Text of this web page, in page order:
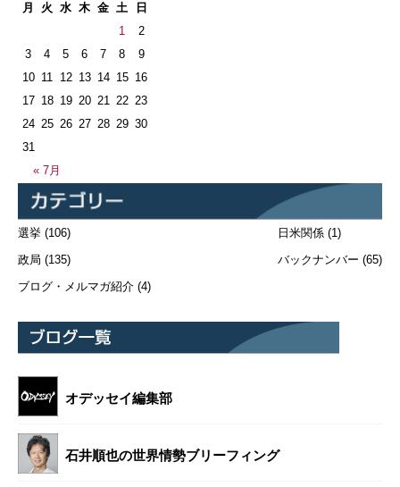
月
火 水 木 金 土 日
« 7月
1
2
3
4 5 6 7 8
9
10 11 12 13 14 15 16
17 18 19 20 21 22 23
24 25 26 27 28 29 30
31
選挙 (106)
政局 (135)
ブログ・メルマガ紹介 (4)
日米関係 (1)
バックナンバー (65)
オデッセイ編集部
石井順也の世界情勢ブリーフィング